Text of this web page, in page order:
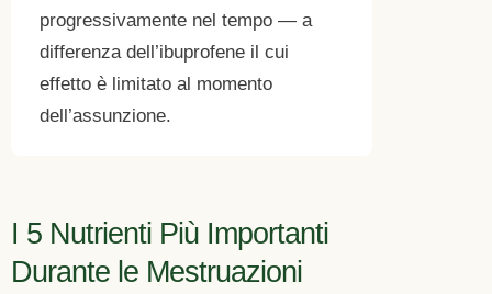
progressivamente nel tempo — a
differenza dell’ibuprofene il cui
effetto è limitato al momento
dell’assunzione.
I 5 Nutrienti Più Importanti
Durante le Mestruazioni